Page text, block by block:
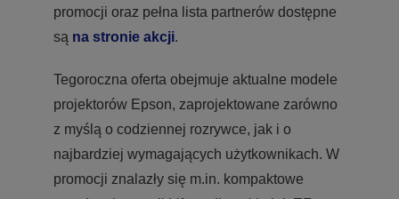
promocji oraz pełna lista partnerów dostępne
są na stronie akcji.
Tegoroczna oferta obejmuje aktualne modele
projektorów Epson, zaprojektowane zarówno
z myślą o codziennej rozrywce, jak i o
najbardziej wymagających użytkownikach. W
promocji znalazły się m.in. kompaktowe